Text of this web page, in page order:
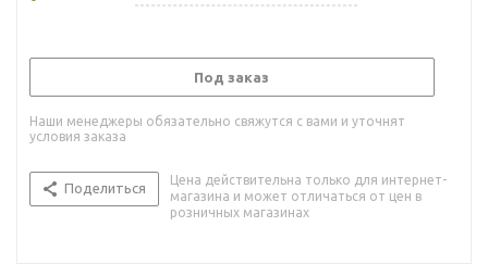
Под заказ
Наши менеджеры обязательно свяжутся с вами и уточнят
условия заказа
Поделиться
Цена действительна только для интернет-
магазина и может отличаться от цен в
розничных магазинах